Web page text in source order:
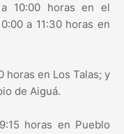
10:00 horas en el
a 11:30 horas en
horas en Los Talas; y
de Aiguá.
horas en Pueblo